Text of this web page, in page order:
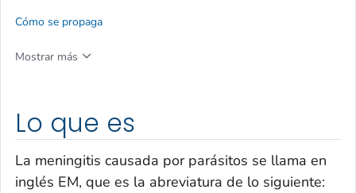
Lo que es
La meningitis causada por parásitos se llama en
inglés EM, que es la abreviatura de lo siguiente:
Cómo se propaga
Mostrar más